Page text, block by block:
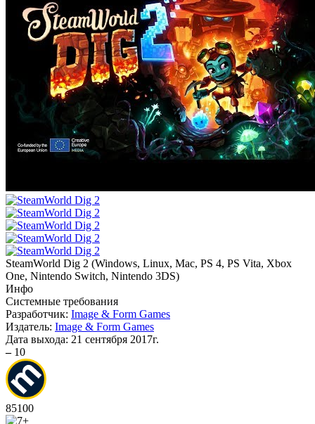
SteamWorld Dig 2 (Windows, Linux, Mac, PS 4, PS Vita, Xbox
One, Nintendo Switch, Nintendo 3DS)
Инфо
Системные требования
Разработчик: Image & Form Games
Издатель: Image & Form Games
Дата выхода: 21 сентября 2017г.
– 10
85100